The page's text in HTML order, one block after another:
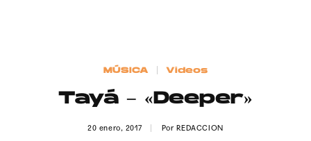
Contacto
MÚSICA Videos
Tayá – «Deeper»
20 enero, 2017 Por REDACCION